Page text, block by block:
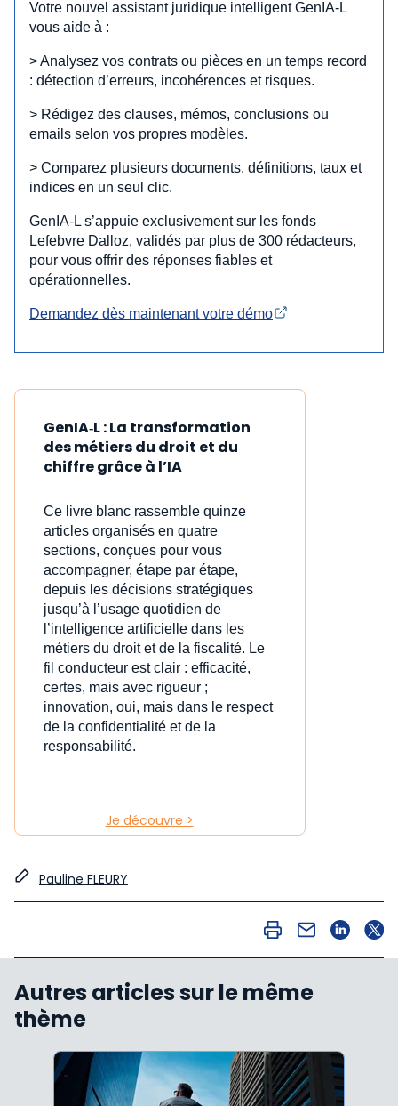
Votre nouvel assistant juridique intelligent GenIA‑L
vous aide à :
> Analysez vos contrats ou pièces en un temps record
: détection d’erreurs, incohérences et risques.
> Rédigez des clauses, mémos, conclusions ou
emails selon vos propres modèles.
> Comparez plusieurs documents, définitions, taux et
indices en un seul clic.
GenIA‑L s’appuie exclusivement sur les fonds
Lefebvre Dalloz, validés par plus de 300 rédacteurs,
pour vous offrir des réponses fiables et
opérationnelles.
Demandez dès maintenant votre démo
GenIA‑L : La transformation
des métiers du droit et du
chiffre grâce à l’IA
Ce livre blanc rassemble quinze
articles organisés en quatre
sections, conçues pour vous
accompagner, étape par étape,
depuis les décisions stratégiques
jusqu’à l’usage quotidien de
l’intelligence artificielle dans les
métiers du droit et de la fiscalité. Le
fil conducteur est clair : efficacité,
certes, mais avec rigueur ;
innovation, oui, mais dans le respect
de la confidentialité et de la
responsabilité.
Je découvre >
Pauline FLEURY
Autres articles sur le même
thème